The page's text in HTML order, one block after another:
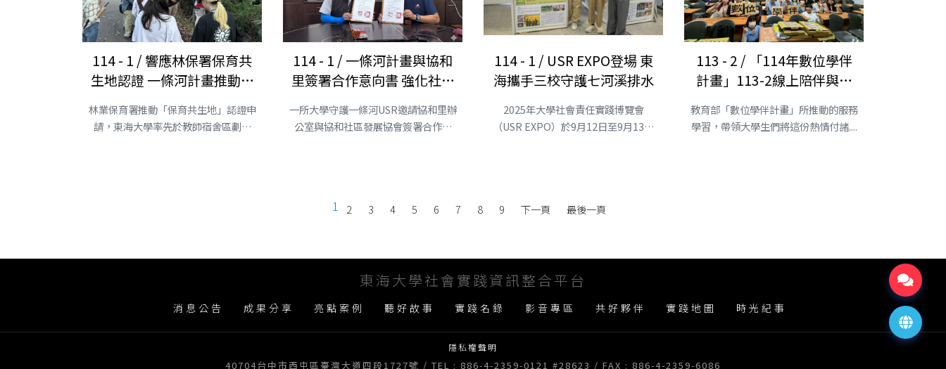
114 - 1 / 響應林保署保育共
生地認證 一條河計畫推動東
海生態校園
林業保育署推動「保育共生地」認證申
請，東海大學率先於教師宿舍區劃設
114 - 1 / 一條河計畫與協和
里簽署合作意向書 強化社區
一所大學守護一條河USR邀請協和里辦
公室與協和社區發展協會簽署合作意
114 - 1 / USR EXPO登場 東
海攜手三校守護七河溪排水
2025年大學社會責任實踐博覽會
（USR EXPO）於9月12日至9月13日
113 - 2 / 「114年數位學伴
計畫」113-2線上陪伴與學
教育部「數位學伴計畫」所推動的服務
學習，帶領大學生們將這份熱情付諸....
1 2 3 4 5 6 7 8 9 下一頁 最後一頁
東海大學社會實踐資訊整合平台
消息公告 成果分享 亮點案例 聽好故事 實踐名錄 影音專區 共好夥伴 實踐地圖 時光紀事
隱私權聲明
40704台中市西屯區臺灣大道四段1727號 / TEL : 886-4-2359-0121 #28623 / FAX : 886-4-2359-6086